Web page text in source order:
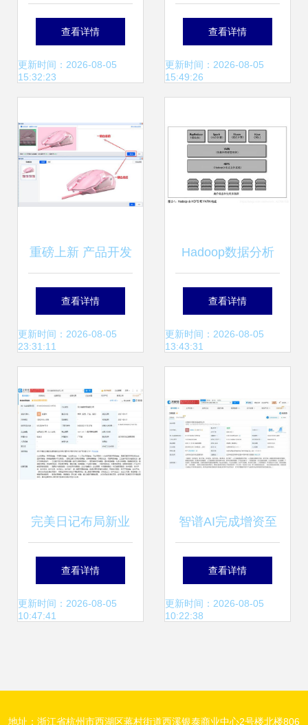
分布式文件系统 数
据处理与存储支持
查看详情
更新时间：2026-08-05
15:32:23
工控嵌入式计算机
助力自控系统升级
查看详情
更新时间：2026-08-05
15:49:26
重磅上新 产品开发
精选功能与数据支
持服务，为高效选
查看详情
更新时间：2026-08-05
23:31:11
Hadoop数据分析
读书笔记 第二章
大数据操作系统
查看详情
更新时间：2026-08-05
13:43:31
完美日记布局新业
态 成立商贸公司拓
展供应链与数据服
查看详情
更新时间：2026-08-05
10:47:41
智谱AI完成增资至
4458.4万元，强化
数据处理与存储服
查看详情
更新时间：2026-08-05
10:22:38
地址：浙江省杭州市西湖区蒋村街道西溪银泰商业中心2号楼北楼806